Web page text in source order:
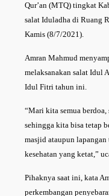
Qur’an (MTQ) tingkat
salat Iduladha di Ruang
Kamis (8/7/2021).
Amran Mahmud
melaksanakan salat Idul
Idul Fitri tahun ini.
“Mari kita semua
sehingga kita bisa tetap
masjid ataupun
kesehatan yang ketat,”
Pihaknya saat ini, kata
perkembangan